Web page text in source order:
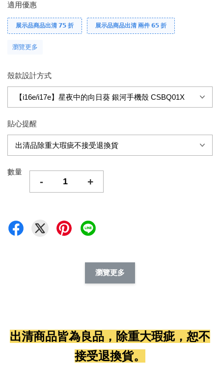
適用優惠
展示品商品出清 𝟳𝟱 折 展示品商品出清 兩件 𝟲𝟱 折
瀏覽更多
殼款設計方式
貼心提醒
數量
- +
瀏覽更多
出清商品皆為良品，除重大瑕疵，恕不
接受退換貨。